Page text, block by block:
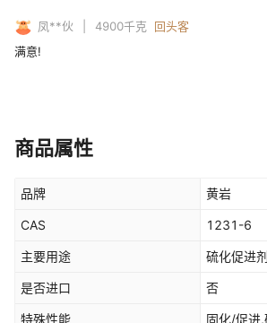
凤**伙 4900千克
回头客
满意!
商品属性
品牌 黄岩
CAS 1231-6
主要用途 硫化促进剂
是否进口 否
特殊性能 固化/促进